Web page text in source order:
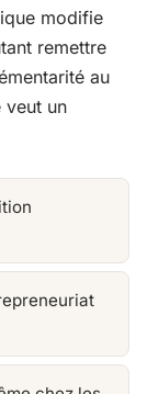
modifie
remettre
au
veut un